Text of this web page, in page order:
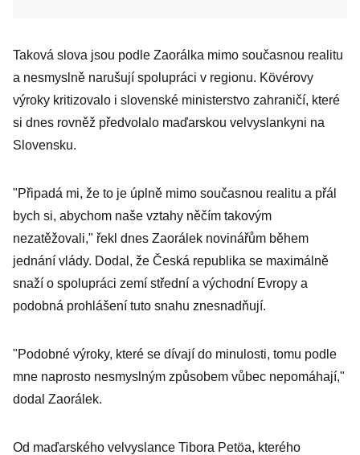
Taková slova jsou podle Zaorálka mimo současnou realitu
a nesmyslně narušují spolupráci v regionu. Kövérovy
výroky kritizovalo i slovenské ministerstvo zahraničí, které
si dnes rovněž předvolalo maďarskou velvyslankyni na
Slovensku.
"Připadá mi, že to je úplně mimo současnou realitu a přál
bych si, abychom naše vztahy něčím takovým
nezatěžovali," řekl dnes Zaorálek novinářům během
jednání vlády. Dodal, že Česká republika se maximálně
snaží o spolupráci zemí střední a východní Evropy a
podobná prohlášení tuto snahu znesnadňují.
"Podobné výroky, které se dívají do minulosti, tomu podle
mne naprosto nesmyslným způsobem vůbec nepomáhají,"
dodal Zaorálek.
Od maďarského velvyslance Tibora Petöa, kterého